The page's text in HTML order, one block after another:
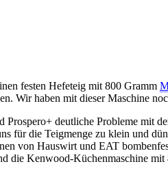
festen Hefeteig mit 800 Gramm
Wir haben mit dieser Maschine
Prospero+ deutliche Probleme mit
für die Teigmenge zu klein und
von Hauswirt und EAT
die Kenwood-Küchenmaschine